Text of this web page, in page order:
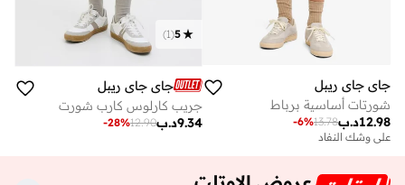
جاي جاي ريبل
شورتات أساسية برباط
د.ب12.98
13.78
-6%
على وشك النفاد
5
(
1
)
جاي جاي ريبل
جريب كارلوس كارب شورت
د.ب9.34
12.90
-28%